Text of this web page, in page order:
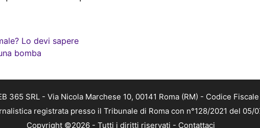
Lo devi sapere
bomba
365 SRL - Via Nicola Marchese 10, 00141 Roma (RM) - Codice
registrata presso il Tribunale di Roma con n°128/2021 del 05/
Copyright ©2026 - Tutti i diritti riservati - Contattaci